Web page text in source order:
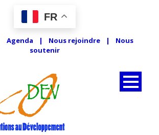
FR
Agenda | Nous rejoindre |
Nous
soutenir